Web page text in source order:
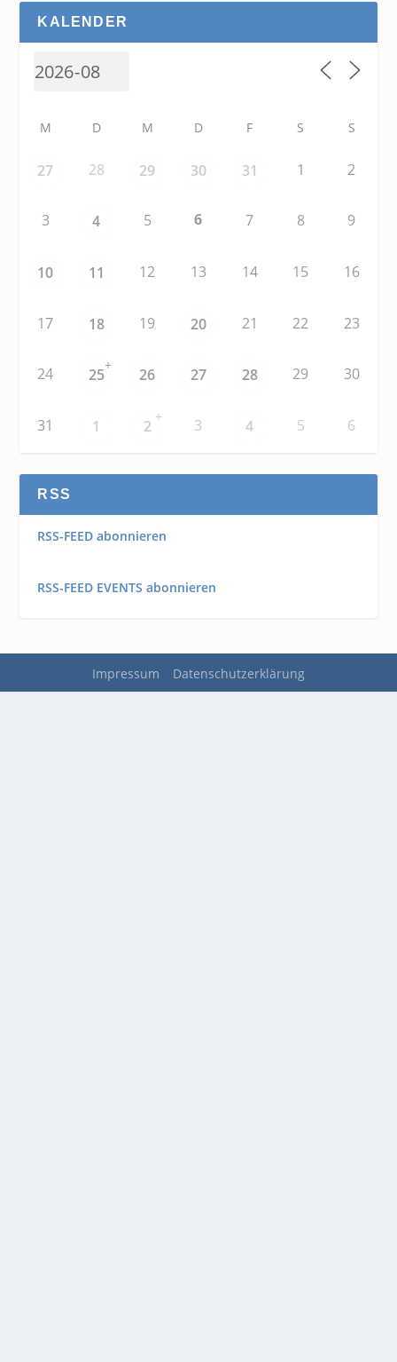
KALENDER
M D M D F S S
27 28 29 30 31 1 2
3 4 5 6 7 8 9
10 11 12 13 14 15 16
17 18 19 20 21 22 23
24 25
+
26 27 28 29 30
31 1 2
+ 3 4 5 6
RSS
RSS-FEED abonnieren
RSS-FEED EVENTS abonnieren
Impressum Datenschutzerklärung